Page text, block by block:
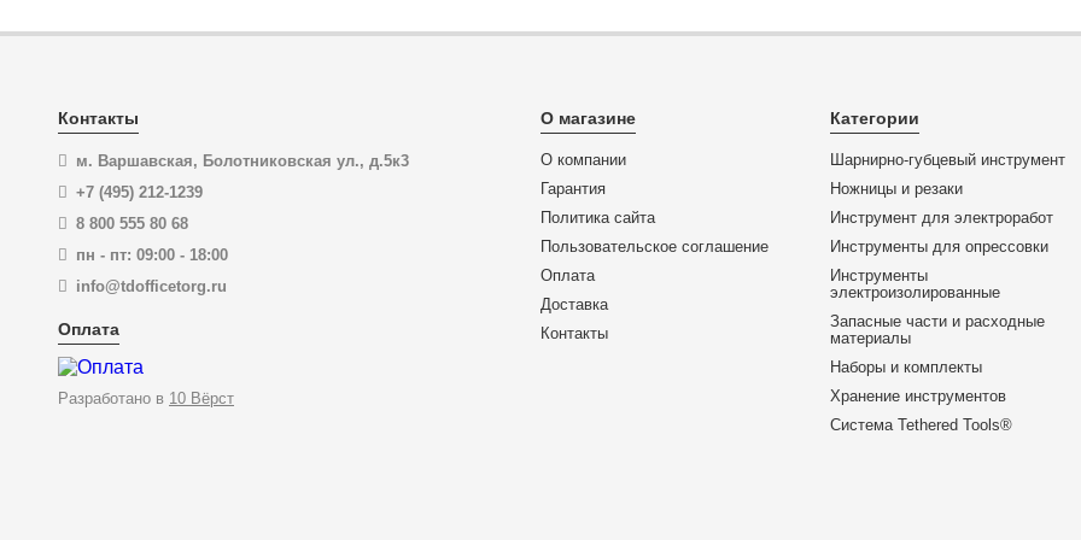
Контакты
м. Варшавская, Болотниковская ул., д.5к3
+7 (495) 212-1239
8 800 555 80 68
пн - пт: 09:00 - 18:00
info@tdofficetorg.ru
Оплата
Разработано в 10 Вёрст
О магазине
О компании
Гарантия
Политика сайта
Пользовательское соглашение
Оплата
Доставка
Контакты
Категории
Шарнирно-губцевый инструмент
Ножницы и резаки
Инструмент для электроработ
Инструменты для опрессовки
Инструменты
электроизолированные
Запасные части и расходные
материалы
Наборы и комплекты
Хранение инс­тру­мен­тов
Система Tethered Tools®